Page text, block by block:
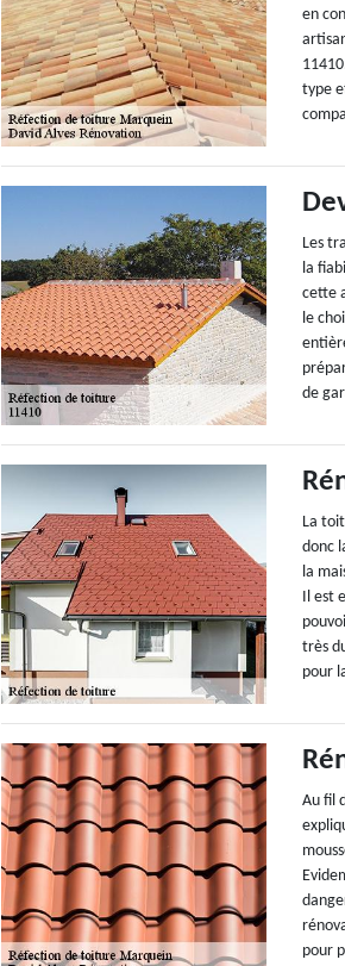
en
type
Les
la
cette
le
de
La
donc
la
Il est
très
pour
Au fil
pour